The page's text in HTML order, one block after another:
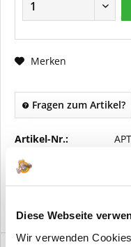
Diese Webseite
Wir verwenden
Merken
Fragen zum Artikel?
Artikel-Nr.:
Vorteile